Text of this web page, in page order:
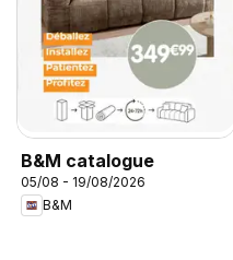
B&M catalogue
05/08 - 19/08/2026
B&M